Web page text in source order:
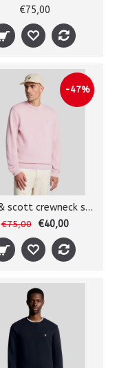
€75,00
-47%
Lyle & scott crewneck sweater
€75,00 €40,00